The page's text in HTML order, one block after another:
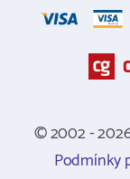
© 2002 -
Podmínky